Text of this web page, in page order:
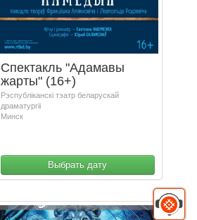
Спектакль "Адамавы
жарты" (16+)
Рэспублiканскi тэатр беларускай
драматургii
Минск
Выбрать дату